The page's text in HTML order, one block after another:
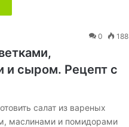
0 188
и сыром. Рецепт с
салат из вареных
маслинами и помидорами